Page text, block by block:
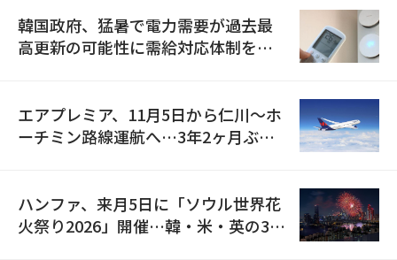
韓国政府、猛暑で電力需要が過去最
高更新の可能性に需給対応体制を点
エアプレミア、11月5日から仁川〜ホ
ーチミン路線運航へ…3年2ヶ月ぶり
ハンファ、来月5日に「ソウル世界花
火祭り2026」開催…韓・米・英の3カ